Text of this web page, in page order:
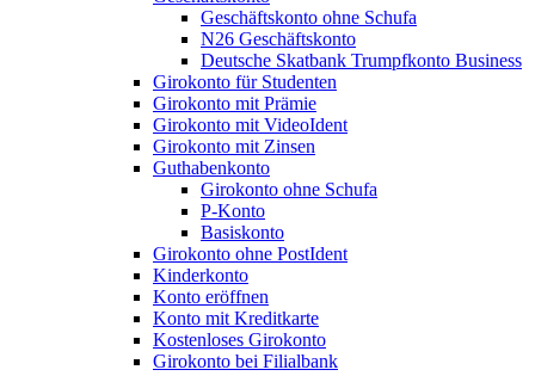
Geschäftskonto ohne Schufa
N26 Geschäftskonto
Deutsche Skatbank Trumpfkonto Business
Girokonto für Studenten
Girokonto mit Prämie
Girokonto mit VideoIdent
Girokonto mit Zinsen
Guthabenkonto
Girokonto ohne Schufa
P-Konto
Basiskonto
Girokonto ohne PostIdent
Kinderkonto
Konto eröffnen
Konto mit Kreditkarte
Kostenloses Girokonto
Girokonto bei Filialbank